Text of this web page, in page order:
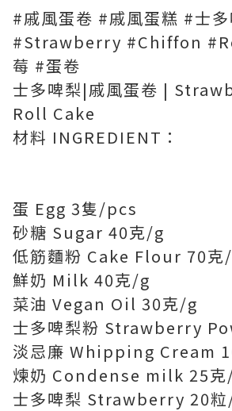
#戚風蛋卷 #戚風蛋糕 #士
#Strawberry #Chiffon
莓 #蛋卷
士多啤梨|戚風蛋卷 |
Roll Cake
材料 INGREDIENT：
蛋 Egg 3隻/pcs
砂糖 Sugar 40克/g
低筋麵粉 Cake Flour 70克
鮮奶 Milk 40克/g
菜油 Vegan Oil 30克/g
士多啤梨粉 Strawberry
淡忌廉 Whipping Cream
煉奶 Condense milk 25
士多啤梨 Strawberry 20